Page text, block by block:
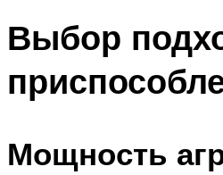
Выбор
Мощность